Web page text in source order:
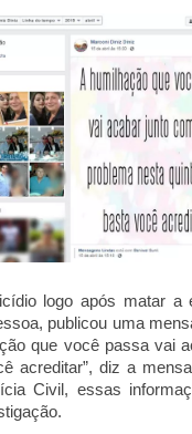
logo após matar a
publicou uma
que você passa vai
acreditar”, diz a
Civil, essas